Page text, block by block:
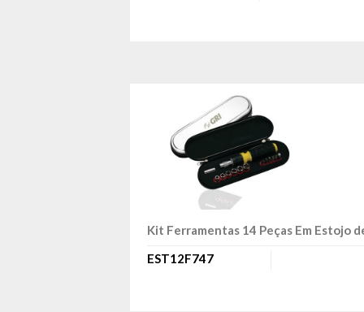
Kit Ferramentas 14 Peças Em Estojo
EST12F747